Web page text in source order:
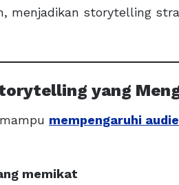
menjadikan storytelling
yang
mempengaruhi
memikat